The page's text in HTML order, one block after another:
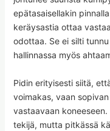
epätasaisellakin
keräysastia ottaa
odottaa. Se ei silti
hallinnassa myös
Pidin erityisesti siitä,
voimakas, vaan
vastaavaan
tekijä, mutta pitkässä